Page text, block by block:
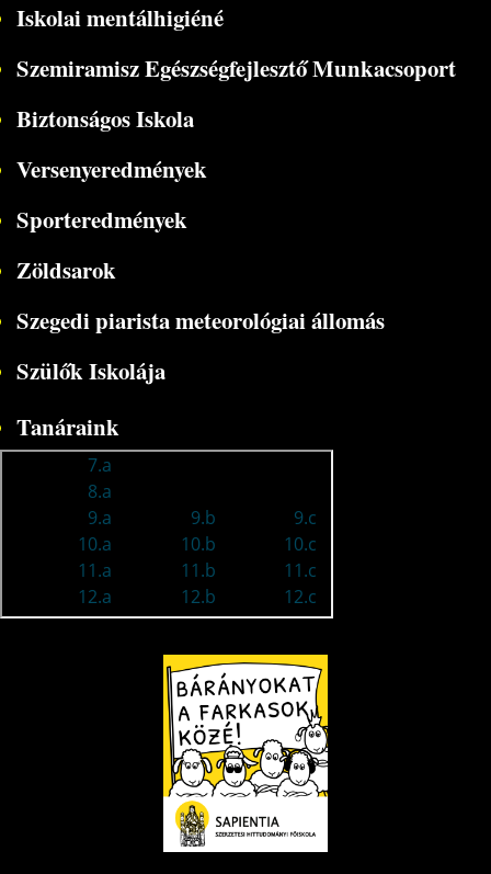
Iskolai mentálhigiéné
Szemiramisz Egészségfejlesztő Munkacsoport
Biztonságos Iskola
Versenyeredmények
Sporteredmények
Zöldsarok
Szegedi piarista meteorológiai állomás
Szülők Iskolája
Tanáraink